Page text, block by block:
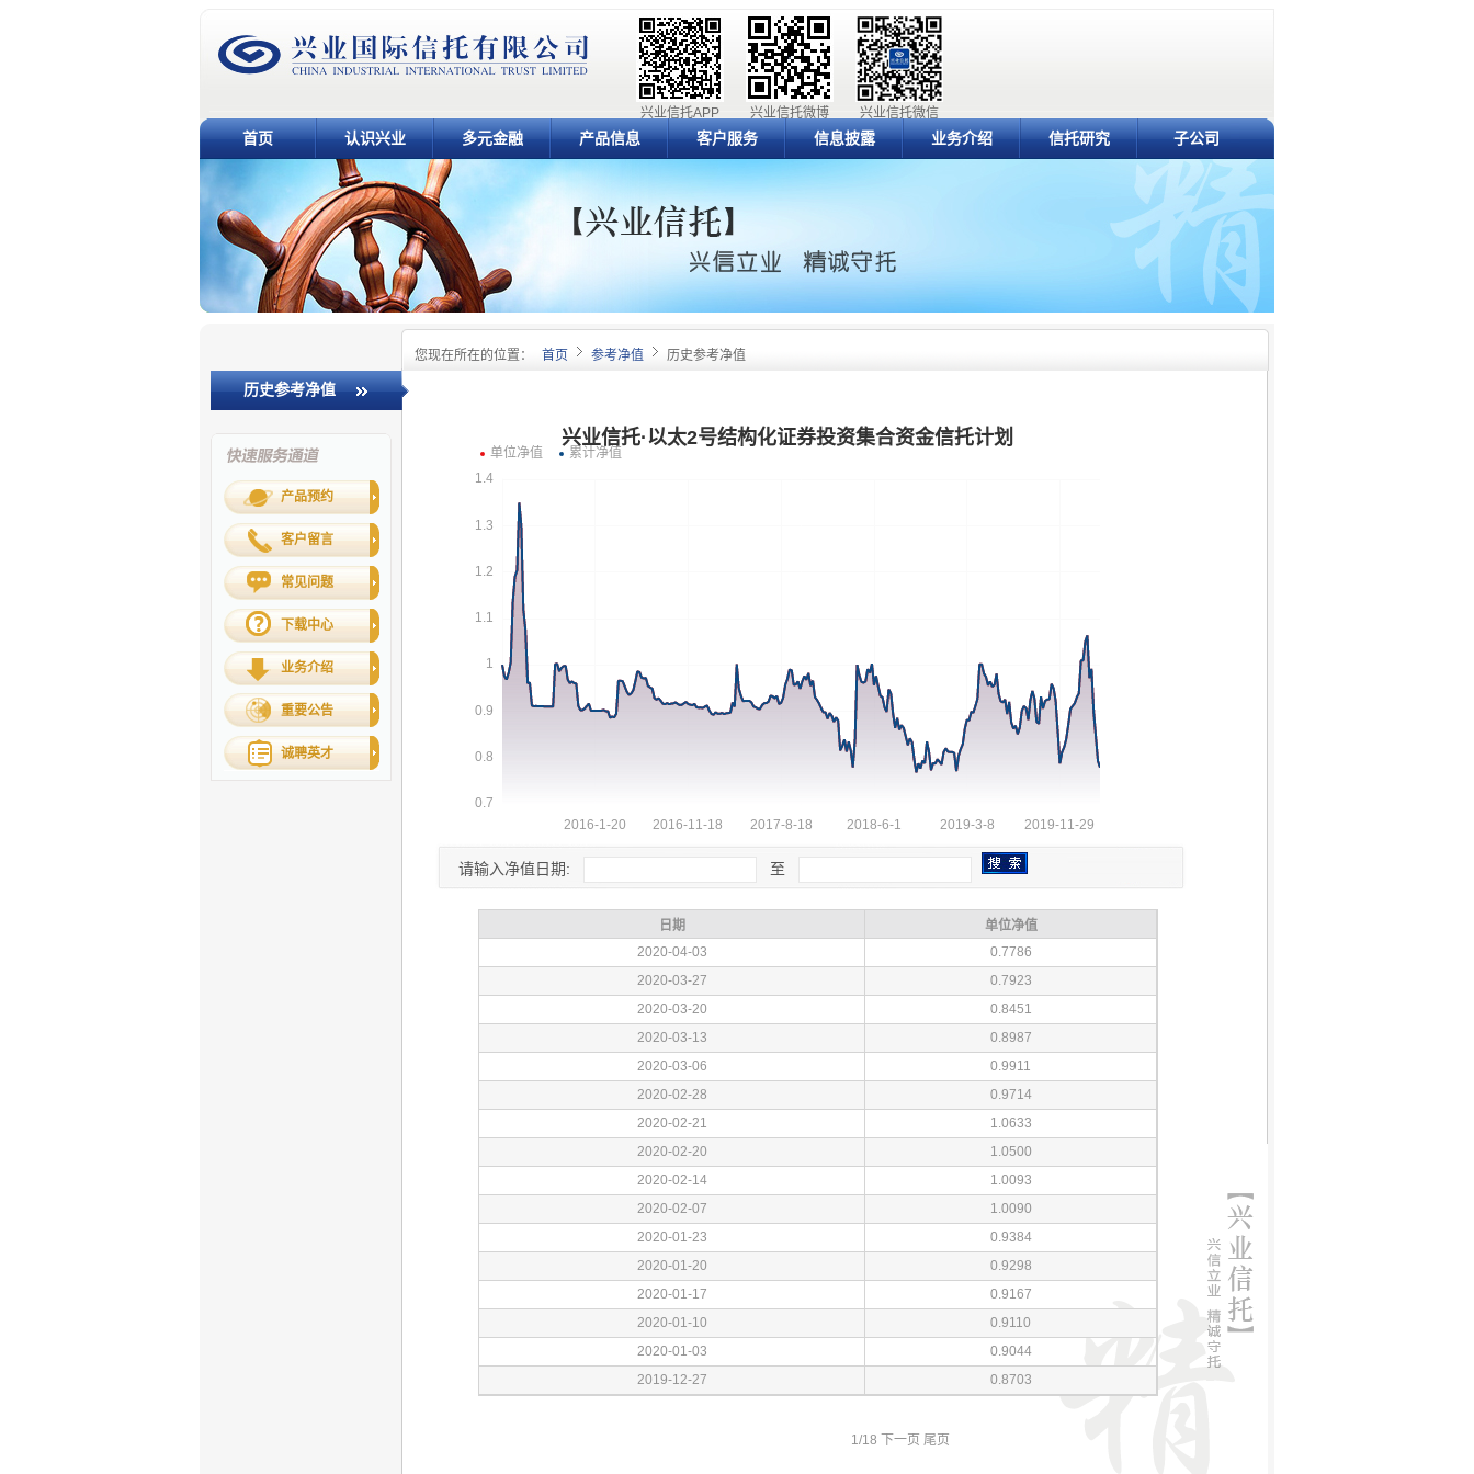
兴业信托微信
兴业信托微博
兴业信托APP
首页 认识兴业 多元金融 产品信息 客户服务 信息披露 业务介绍 信托研究 子公司
您现在所在的位置： 首页 参考净值 历史参考净值
历史参考净值
产品预约
客户留言
常见问题
下载中心
业务介绍
重要公告
诚聘英才
请输入净值日期: 至